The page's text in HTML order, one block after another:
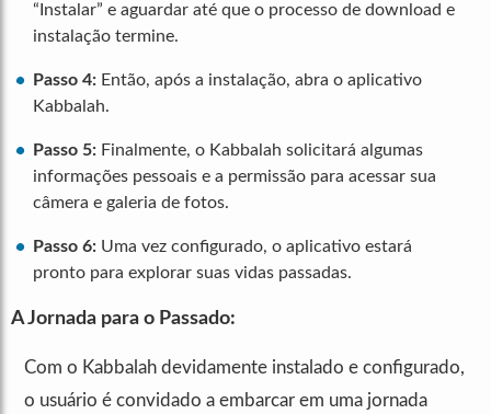
“Instalar” e aguardar até que o processo de download e
instalação termine.
Passo 4: Então, após a instalação, abra o aplicativo
Kabbalah.
Passo 5: Finalmente, o Kabbalah solicitará algumas
informações pessoais e a permissão para acessar sua
câmera e galeria de fotos.
Passo 6: Uma vez configurado, o aplicativo estará
pronto para explorar suas vidas passadas.
A Jornada para o Passado:
Com o Kabbalah devidamente instalado e configurado,
o usuário é convidado a embarcar em uma jornada